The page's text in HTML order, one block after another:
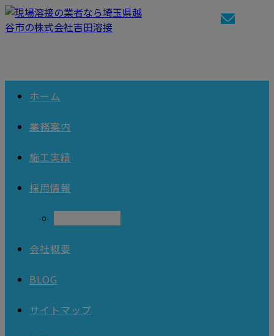
ホーム
業務案内
施工実績
採用情報
会社概要
BLOG
サイトマップ